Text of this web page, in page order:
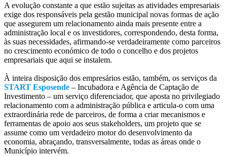
A evolução constante a que estão sujeitas as atividades empresariais
exige dos responsáveis pela gestão municipal novas formas de ação
que assegurem um relacionamento ainda mais presente entre a
administração local e os investidores, correspondendo, desta forma,
às suas necessidades, afirmando-se verdadeiramente como parceiros
no crescimento económico de todo o concelho e dos projetos
empresariais que aqui se instalem.
À inteira disposição dos empresários estão, também, os serviços da
START Esposende – Incubadora e Agência de Captação de
Investimento – um serviço diferenciador, que aposta no privilegiado
relacionamento com a administração pública e articula-o com uma
extraordinária rede de parceiros, de forma a criar mecanismos e
ferramentas de apoio aos seus stakeholders, um projeto que se
assume como um verdadeiro motor do desenvolvimento da
economia, abraçando, transversalmente, todas as áreas onde o
Município intervém.